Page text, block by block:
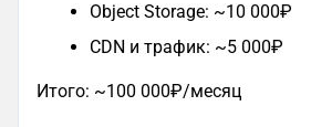
Object Storage: ~10 000₽
CDN и трафик: ~5 000₽
Итого: ~100 000₽/месяц